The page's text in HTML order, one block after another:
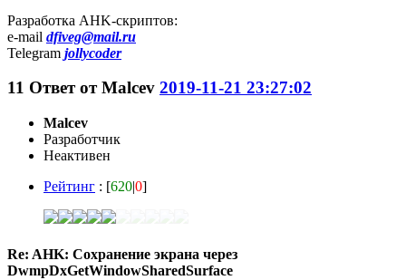
Разработка AHK-скриптов:
e-mail dfiveg@mail.ru
Telegram jollycoder
11 Ответ отMalcev 2019-11-21 23:27:02
Malcev
Разработчик
Неактивен
Рейтинг : [620|0]
Re: AHK: Сохранение экрана через
DwmpDxGetWindowSharedSurface